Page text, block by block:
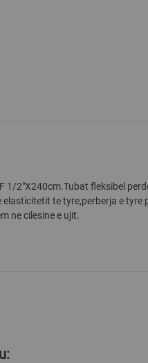
1/2"X240cm.Tubat fleksibel
te tyre,perberja e tyre
ne cilesine e ujit.